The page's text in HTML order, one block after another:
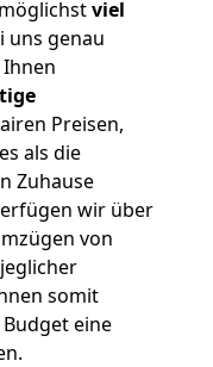
viel
uns genau
Preisen,
als die
Zuhause
wir über
von
somit
eine